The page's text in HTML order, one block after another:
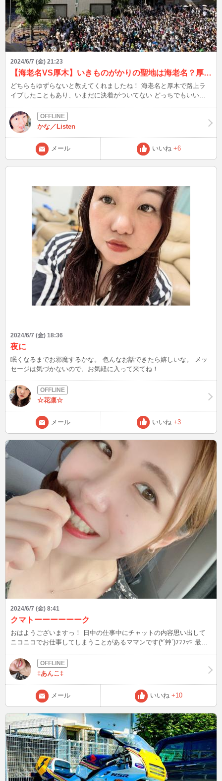
2024/6/7 (金) 21:23
【海老名VS厚木】いきものがかりの聖地は海老名？厚木？
どちらもゆずらないと教えてくれましたね！ 海老名と厚木で路上ラ
イブしたこともあり、いまだに決着がついてない どっちでもいいじ
ね それにこんだけ動員できるなら欲しいよね、ネームバリュー メン
バーの中に海老名高校と厚木高校、卒業したのがそれぞれいると 吉
岡 聖恵(よしおかきよえ):静岡県静岡市生まれ、厚木市出身。海老名高
校出身。 水野 良樹(みずのよしき):静岡県浜松市生まれ、海老名市出
身。厚木高校出身。 山下 穂尊(やましたほたか):海老名市出身。水野
と同じ厚木高校出身 流石に静岡は聖地に入らないか💦 皆さんは海老
まけが本編】 モーツァルトの出身問題論争かと思った あの時もドイ
ツVSオーストリアで争ってたぞ(今はオーストリアで落ちつてるけど
また、きのこの山VSたけのこの里かな？？ とも思ったよ！ 1980年か
ら現在まで戦闘中で、日本国最大級の内戦・・・。 って日本人暇だ
な、どんだけ暇なんだよ！！！ 私はきのこの山派ですが、皆さんは
どっち派ですか？ もしよかったら、教えてくださいね🍫 ブログは皆
様から頂いたご質問、教えてもらったこと、盛り上がった話題を発
Xもありますので、プロフィールの「BLOG」からどうぞ♪ こんなフ
ァッションして、待ち合わせしてなど、リクエストOK☆ 最後まで読
んでいただき、ありがとうございましたm(__)m
かな／Listen
メール いいね +6
2024/6/7 (金) 18:36
夜に
眠くなるまでお邪魔するかな。 色んなお話できたら嬉しいな。 メッ
セージは気づかないので、お気軽に入って来てね！
☆花凛☆
メール いいね +3
2024/6/7 (金) 8:41
クマトーーーーーーク
おはようございますっ！ 日中の仕事中にチャットの内容思い出して
ニコニコでお仕事してしまうことがあるママンです(*´艸`)ﾌﾌﾌｯ♡ 最近
マに食べられないようにお互い気をつけましょう！ みたいな感じ(笑)
クマトークは住んでるところによって違う方向性に行くんだけどほん
とに面白い\(❁´∀`❁)ﾉ𖤐´- クマトークしたい方ご連絡くださいまし(笑)
それでは 今日も最高の1日にしましょうっっ！！ 皆さん今日も行って
らっしゃい( ◜ᴗ◝ )ﾆｺ
‡あんこ‡
メール いいね +10